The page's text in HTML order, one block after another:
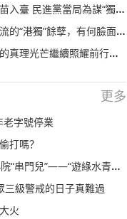
民進黨當局為謀“獨”不要命
獨”餘孽，有何臉面溜回香港？
理光芒繼續照耀前行之路
更多
老字號停業
打嗎？
”——“遊綠水青山，訪精品民宿”
三級警戒的日子真難過
火